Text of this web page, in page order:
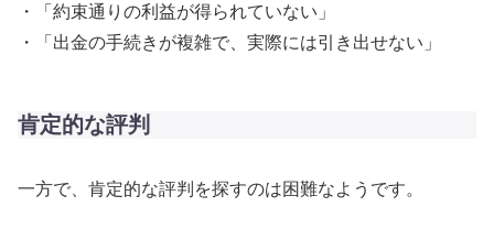
・「約束通りの利益が得られていない」
・「出金の手続きが複雑で、実際には引き出せない」
肯定的な評判
一方で、肯定的な評判を探すのは困難なようです。